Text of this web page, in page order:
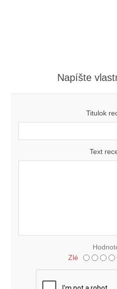
Napíšte
Titulok
Text
Zlé